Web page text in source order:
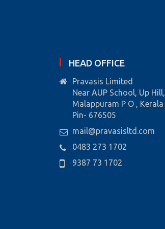
HEAD OFFICE
Pravasis Limited
Near AUP School, Up Hill,
Malappuram P O , Kerala
Pin- 676505
mail@pravasisltd.com
0483 273 1702
9387 73 1702